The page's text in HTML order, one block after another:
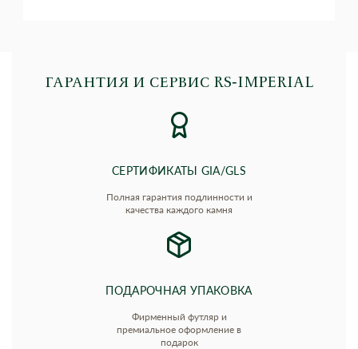
ГАРАНТИЯ И СЕРВИС RS‑IMPERIAL
СЕРТИФИКАТЫ GIA/GLS
Полная гарантия подлинности и
качества каждого камня
ПОДАРОЧНАЯ УПАКОВКА
Фирменный футляр и
премиальное оформление в
подарок